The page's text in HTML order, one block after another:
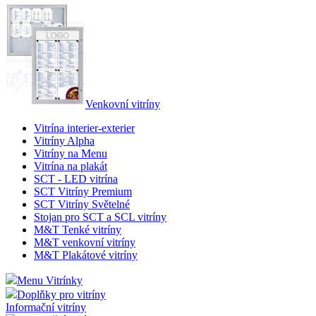
Venkovní vitríny
Vitrína interier-exterier
Vitríny Alpha
Vitríny na Menu
Vitrína na plakát
SCT - LED vitrína
SCT Vitríny Premium
SCT Vitríny Světelné
Stojan pro SCT a SCL vitríny
M&T Tenké vitríny
M&T venkovní vitríny
M&T Plakátové vitríny
Menu Vitrínky
Doplňky pro vitríny
Informační vitríny